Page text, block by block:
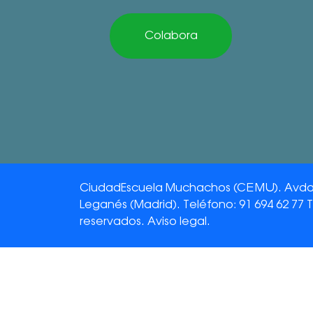
Colabora
CiudadEscuela Muchachos (CEMU).
Leganés (Madrid). Teléfono: 91 694 62 77
reservados. Aviso legal.